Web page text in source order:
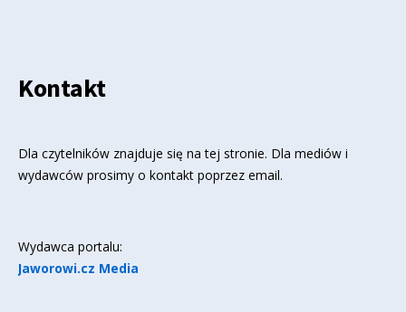
Kontakt
Dla czytelników znajduje się na tej stronie. Dla mediów i
wydawców prosimy o kontakt poprzez email.
Wydawca portalu:
Jaworowi.cz Media